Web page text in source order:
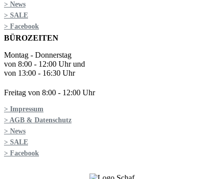
> News
> SALE
> Facebook
BÜROZEITEN
Montag - Donnerstag
von 8:00 - 12:00 Uhr und
von 13:00 - 16:30 Uhr
Freitag von 8:00 - 12:00 Uhr
> Impressum
> AGB & Datenschutz
> News
> SALE
> Facebook